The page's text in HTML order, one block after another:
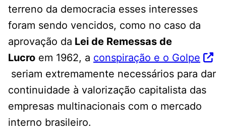
terreno da democracia esses interesses
foram sendo vencidos, como no caso da
aprovação da Lei de Remessas de
Lucro em 1962, a conspiração e o Golpe
seriam extremamente necessários para dar
continuidade à valorização capitalista das
empresas multinacionais com o mercado
interno brasileiro.